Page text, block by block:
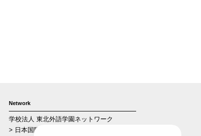
Network
学校法人 東北外語学園ネットワーク
> 日本国際学園大学 キャスウェル外語エア